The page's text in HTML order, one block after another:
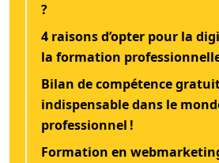
?
4 raisons d’opter pour la
la formation
Bilan de compétence
indispensable dans le
professionnel !
Formation en